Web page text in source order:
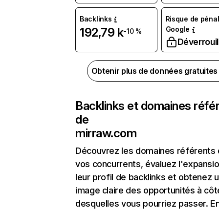
Backlinks
192,79 k-10 %
Risque de
Google
Obtenir plus de données
Backlinks et domaines
de
mirraw.com
Découvrez les domaines référents
vos concurrents, évaluez
leur profil de backlinks et obtenez
image claire des opportunités à
desquelles vous pourriez passer.